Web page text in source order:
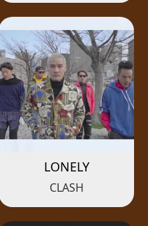
LONELY
CLASH